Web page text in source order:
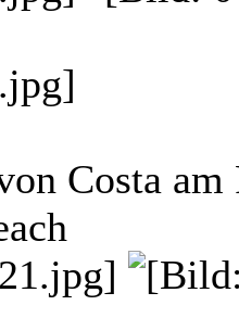
Costa